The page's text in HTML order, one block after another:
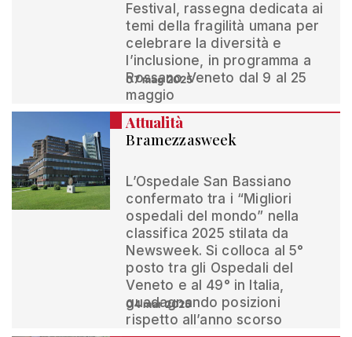
Festival, rassegna dedicata ai
temi della fragilità umana per
celebrare la diversità e
l’inclusione, in programma a
Rossano Veneto dal 9 al 25
maggio
07 mag 2025
Attualità
Bramezzasweek
L’Ospedale San Bassiano
confermato tra i “Migliori
ospedali del mondo” nella
classifica 2025 stilata da
Newsweek. Si colloca al 5°
posto tra gli Ospedali del
Veneto e al 49° in Italia,
guadagnando posizioni
rispetto all’anno scorso
04 mar 2025